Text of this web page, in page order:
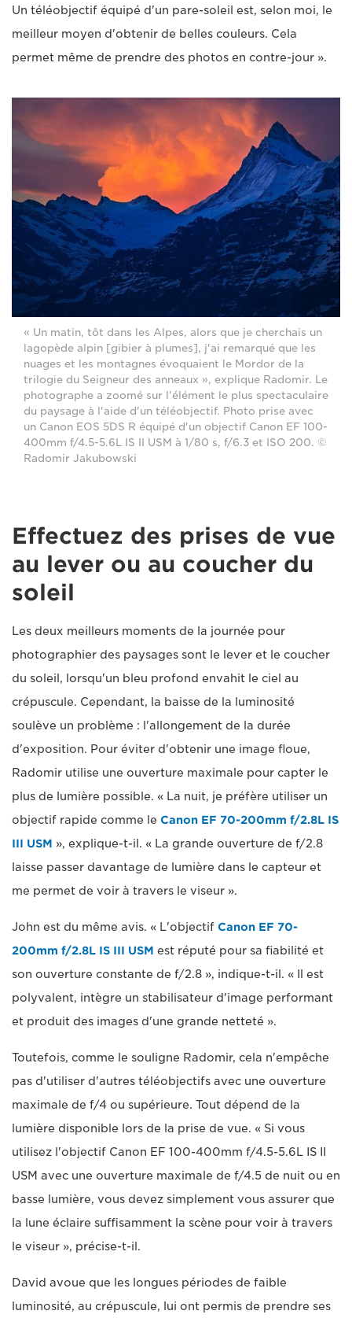
Un téléobjectif équipé d'un pare-soleil est, selon moi, le
meilleur moyen d'obtenir de belles couleurs. Cela
permet même de prendre des photos en contre-jour ».
« Un matin, tôt dans les Alpes, alors que je cherchais un
lagopède alpin [gibier à plumes], j'ai remarqué que les
nuages et les montagnes évoquaient le Mordor de la
trilogie du Seigneur des anneaux », explique Radomir. Le
photographe a zoomé sur l'élément le plus spectaculaire
du paysage à l'aide d'un téléobjectif. Photo prise avec
un Canon EOS 5DS R équipé d'un objectif Canon EF 100-
400mm f/4.5-5.6L IS II USM à 1/80 s, f/6.3 et ISO 200. ©
Radomir Jakubowski
Effectuez des prises de vue
au lever ou au coucher du
soleil
Les deux meilleurs moments de la journée pour
photographier des paysages sont le lever et le coucher
du soleil, lorsqu'un bleu profond envahit le ciel au
crépuscule. Cependant, la baisse de la luminosité
soulève un problème : l'allongement de la durée
d'exposition. Pour éviter d'obtenir une image floue,
Radomir utilise une ouverture maximale pour capter le
plus de lumière possible. « La nuit, je préfère utiliser un
objectif rapide comme le Canon EF 70-200mm f/2.8L IS
III USM », explique-t-il. « La grande ouverture de f/2.8
laisse passer davantage de lumière dans le capteur et
me permet de voir à travers le viseur ».
John est du même avis. « L'objectif Canon EF 70-
200mm f/2.8L IS III USM est réputé pour sa fiabilité et
son ouverture constante de f/2.8 », indique-t-il. « Il est
polyvalent, intègre un stabilisateur d'image performant
et produit des images d'une grande netteté ».
Toutefois, comme le souligne Radomir, cela n'empêche
pas d'utiliser d'autres téléobjectifs avec une ouverture
maximale de f/4 ou supérieure. Tout dépend de la
lumière disponible lors de la prise de vue. « Si vous
utilisez l'objectif Canon EF 100-400mm f/4.5-5.6L IS II
USM avec une ouverture maximale de f/4.5 de nuit ou en
basse lumière, vous devez simplement vous assurer que
la lune éclaire suffisamment la scène pour voir à travers
le viseur », précise-t-il.
David avoue que les longues périodes de faible
luminosité, au crépuscule, lui ont permis de prendre ses